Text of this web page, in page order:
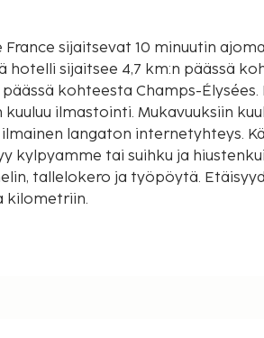
France sijaitsevat 10 minuutin
hotelli sijaitsee 4,7 km:n päässä
kohteesta Champs-Élysées.
ilmastointi. Mukavuuksiin
langaton internetyhteys.
kylpyamme tai suihku ja
tallelokero ja työpöytä.
kilometriin.